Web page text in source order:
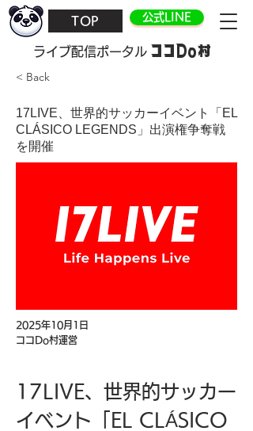
TOP 公式LINE
​ライブ配信ポータル ココDo村
< Back
17LIVE、世界的サッカーイベント「EL
CLÁSICO LEGENDS」出演権争奪戦
を開催
2025年10月1日
ココDo村運営
17LIVE、世界的サッカー
イベント「EL CLÁSICO